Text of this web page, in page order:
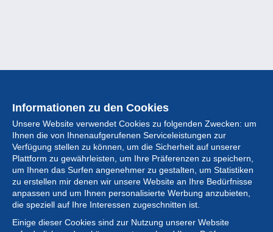
Informationen zu den Cookies
Unsere Website verwendet Cookies zu folgenden Zwecken: um
Ihnen die von Ihnenaufgerufenen Serviceleistungen zur
Verfügung stellen zu können, um die Sicherheit auf unserer
Plattform zu gewährleisten, um Ihre Präferenzen zu speichern,
um Ihnen das Surfen angenehmer zu gestalten, um Statistiken
zu erstellen mir denen wir unsere Website an Ihre Bedürfnisse
anpassen und um Ihnen personalisierte Werbung anzubieten,
die speziell auf Ihre Interessen zugeschnitten ist.
Einige dieser Cookies sind zur Nutzung unserer Website
Sammlung
Neuigkeiten